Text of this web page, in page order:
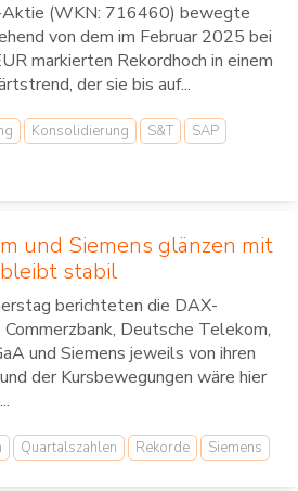
(WKN: 716460) bewegte
von dem im Februar 2025 bei
markierten Rekordhoch in einem
der sie bis auf...
Konsolidierung S&T
SAP
und Siemens glänzen mit
stabil
berichteten die DAX-
Commerzbank, Deutsche Telekom,
und Siemens jeweils von ihren
der Kursbewegungen wäre hier
Quartalszahlen Rekorde Siemens